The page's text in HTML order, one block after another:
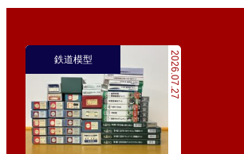
2026.07.27
鉄道模型